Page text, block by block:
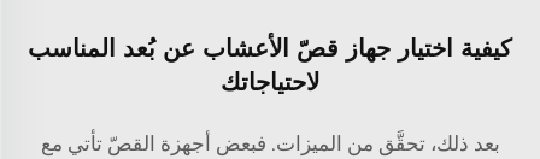
كيفية اختيار جهاز قصّ الأعشاب عن بُعد المناسب
لاحتياجاتك
بعد ذلك، تحقَّق من الميزات. فبعض أجهزة القصّ تأتي مع